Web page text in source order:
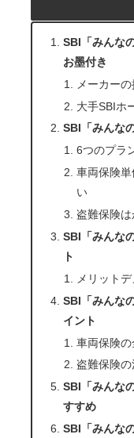
SBI「みんな
お墨付き
メーカー
大手SBIホ
SBI「みんな
6つのプラ
車両保険
い
盗難保険
SBI「みんな
ト
メリット
SBI「みんな
イント
車両保険
盗難保険
SBI「みんな
すすめ
SBI「みんな